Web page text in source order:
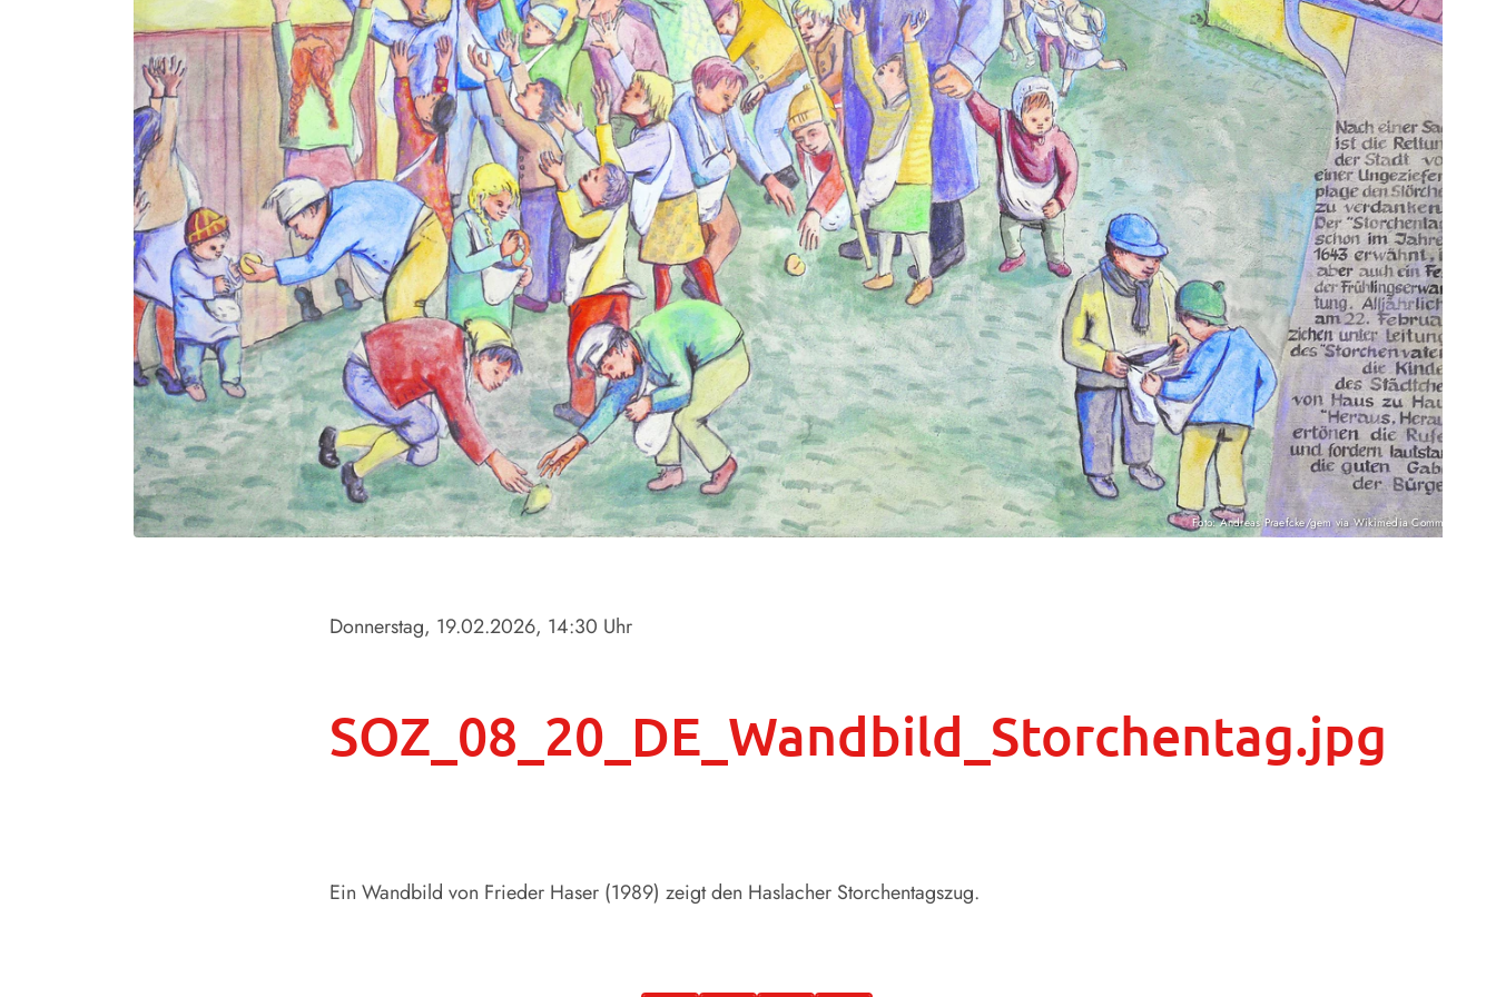
Foto: Andreas Praefcke/gem via Wikimedia Commons
Donnerstag, 19.02.2026, 14:30 Uhr
SOZ_08_20_DE_Wandbild_Storchentag.jpg
Ein Wandbild von Frieder Haser (1989) zeigt den Haslacher Storchentagszug.